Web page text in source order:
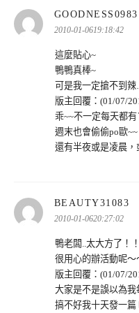
GOODNESS0983
2010-01-0619:18:42
這麼貼心~
鴨鴨真棒~
可是我一定搶不到
版主回覆：(01/07/
乖~~不一定每天都有
週末也會偷偷po歐~~
還有半夜或是凌晨
BEAUTY31083
2010-01-0620:27:02
鴨老闆..太大方了！！
很用心的辦活動呢～
版主回覆：(01/07/
大家是不是誤以為我
搞不好我十天發一篇